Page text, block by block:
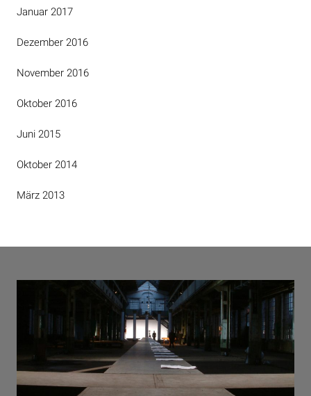
Januar 2017
Dezember 2016
November 2016
Oktober 2016
Juni 2015
Oktober 2014
März 2013